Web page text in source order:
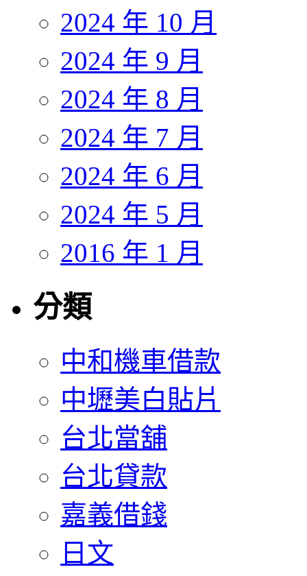
2024 年 10 月
2024 年 9 月
2024 年 8 月
2024 年 7 月
2024 年 6 月
2024 年 5 月
2016 年 1 月
分類
中和機車借款
中壢美白貼片
台北當舖
台北貸款
嘉義借錢
日文